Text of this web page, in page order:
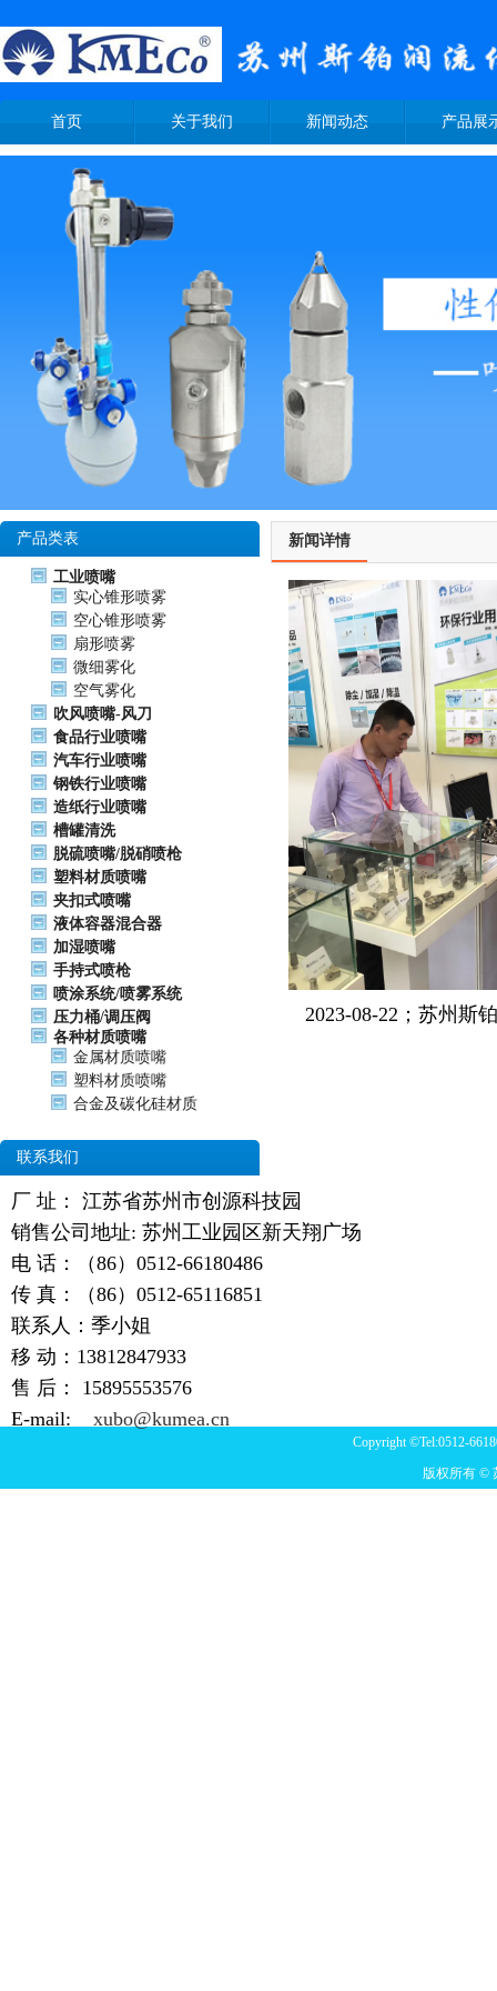
首页 关于我们 新闻动态 产品展
产品类表
工业喷嘴
实心锥形喷雾
空心锥形喷雾
扇形喷雾
微细雾化
空气雾化
吹风喷嘴-风刀
食品行业喷嘴
汽车行业喷嘴
钢铁行业喷嘴
造纸行业喷嘴
槽罐清洗
脱硫喷嘴/脱硝喷枪
塑料材质喷嘴
夹扣式喷嘴
液体容器混合器
加湿喷嘴
手持式喷枪
喷涂系统/喷雾系统
压力桶/调压阀
各种材质喷嘴
金属材质喷嘴
塑料材质喷嘴
合金及碳化硅材质
联系我们
厂 址： 江苏省苏州市创源科技园
销售公司地址: 苏州工业园区新天翔广场
电 话：（86）0512-66180486
传 真：（86）0512-65116851
联系人：季小姐
移 动：13812847933
售 后： 15895553576
E-mail: xubo@kumea.cn
新闻详情
2023-08-22；苏州斯
Copyright ©Tel:0512-
版权所有 ©